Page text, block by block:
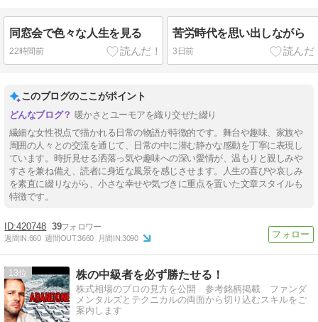
同窓会で色々な人生を見る
22時間前
苦労時代を思い出しながら
3日前
このブログのここがポイント
暖かさとユーモアを織り交ぜた綴り
繊細な女性視点で描かれる日常の物語が特徴的です。舞台や趣味、家族や
周囲の人々との交流を通じて、日常の中に潜む静かな感動を丁寧に表現し
ています。時折見せる洒落っ気や趣味への深い愛情が、温もりと親しみや
すさを兼ね備え、読者に身近な風景を感じさせます。人生の喜びや哀しみ
を素直に綴りながら、小さな幸せや気づきに重点を置いた文章スタイルも
特徴です。
420748 39
週間IN:660 週間OUT:3660 月間IN:3090
13 株の中級者を必ず勝たせる！
株式相場のプロの見方を公開 参考銘柄掲載 ファンダ
メンタルズとテクニカルの両面から切り込むスキルをご
案内します